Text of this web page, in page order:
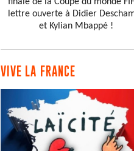
finale de la Coupe du monde
lettre ouverte à Didier
et Kylian Mbappé !
VIVE LA FRANCE